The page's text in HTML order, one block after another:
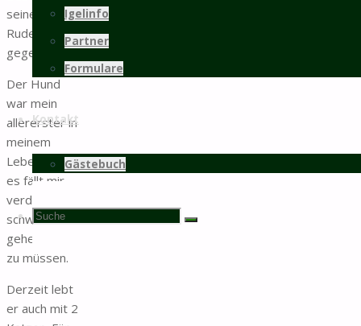
Igelinfo
Partner
Formulare
Kontakt
Gästebuch
Suche
Suchen
nach:
Suche
seinem
Rudelführer
gegenüber.
Der Hund
war mein
allererster in
meinem
Leben, aber
es fällt mir
verdammt
schwer, ihn
gehen lassen
zu müssen.
Derzeit lebt
er auch mit 2